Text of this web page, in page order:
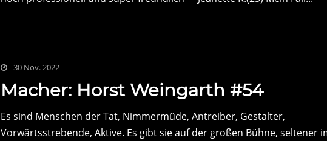
30 Nov. 2022
Macher: Horst Weingarth #54
Es sind Menschen der Tat, Nimmermüde, Antreiber, Gestalter,
Vorwärtsstrebende, Aktive. Es gibt sie auf der großen Bühne, seltener